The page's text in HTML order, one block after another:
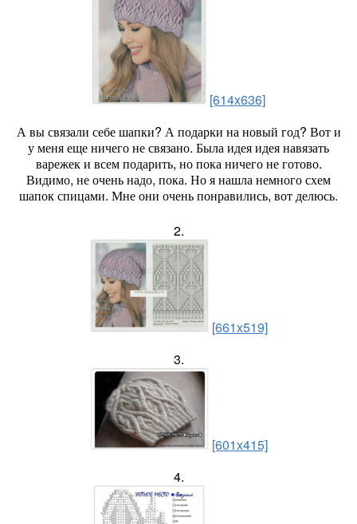
[614x636]
А вы связали себе шапки? А подарки на новый год? Вот и
у меня еще ничего не связано. Была идея идея навязать
варежек и всем подарить, но пока ничего не готово.
Видимо, не очень надо, пока. Но я нашла немного схем
шапок спицами. Мне они очень понравились, вот делюсь.
2.
[661x519]
3.
[601x415]
4.